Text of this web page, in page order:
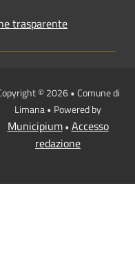
trasparente
© 2026 • Comune di
Limana • Powered by
Municipium• Accesso
redazione